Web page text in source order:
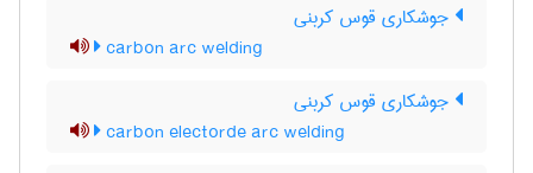
جوشکاری قوس کربنی
carbon arc welding
جوشکاری قوس کربنی
carbon electorde arc welding